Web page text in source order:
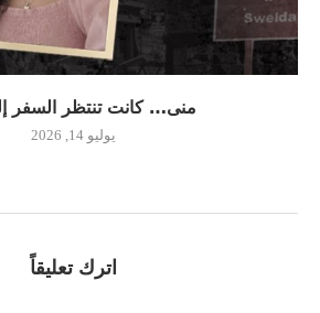
منى… كانت تنتظر السفر
يوليو 14, 2026
اترك تعليقاً